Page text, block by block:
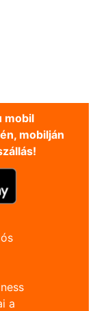
mobil
mobilján
a